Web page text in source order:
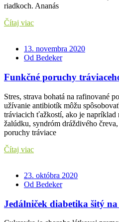
riadkoch. Ananás
Čítaj viac
13. novembra 2020
Od Bedeker
Funkčné poruchy
Stres, strava bohatá na rafinované
užívanie antibiotík môžu
tráviacich ťažkostí, ako je
žalúdku, syndróm dráždivého
poruchy tráviace
Čítaj viac
23. októbra 2020
Od Bedeker
Jedálniček diabetika šitý